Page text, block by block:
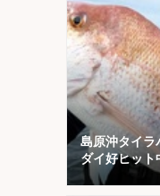
島原沖タイラ
ダイ好ヒット
分／熊本】